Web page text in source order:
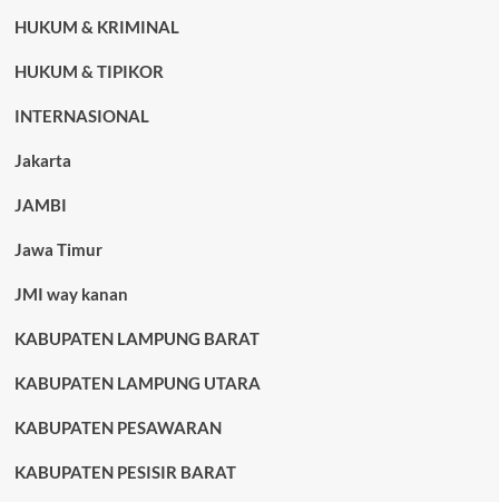
HUKUM & KRIMINAL
HUKUM & TIPIKOR
INTERNASIONAL
Jakarta
JAMBI
Jawa Timur
JMI way kanan
KABUPATEN LAMPUNG BARAT
KABUPATEN LAMPUNG UTARA
KABUPATEN PESAWARAN
KABUPATEN PESISIR BARAT